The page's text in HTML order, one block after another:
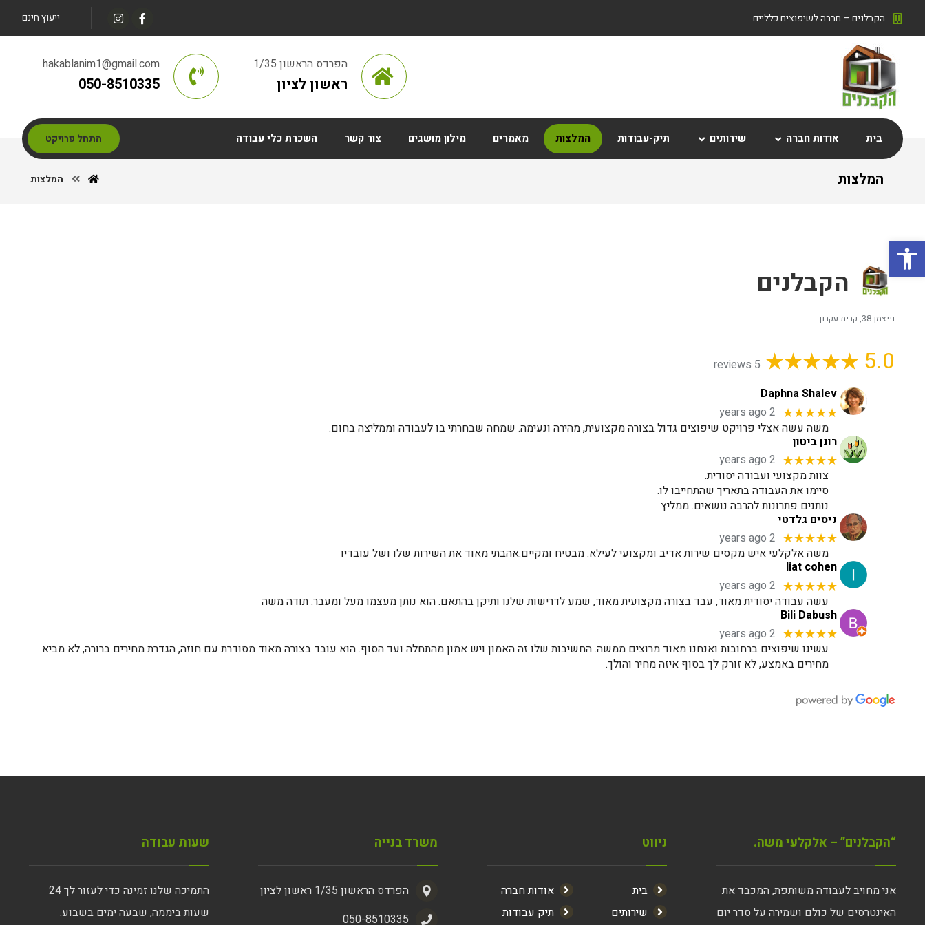
פתח סרגל נגישות
הקבלנים – חברה לשיפוצים כלליים ייעוץ חינם
hakablanim1@gmail.com
050-8510335
הפרדס הראשון 1/35
ראשון לציון
בית אודות חברה שירותים תיק-עבודות המלצות מאמרים מילון מושגים צור קשר השכרת כלי עבודה התחל פרויקט
המלצות המלצות
הקבלנים
וייצמן 38, קרית עקרון
5.0
5 reviews
Daphna Shalev
★★★★★
2 years ago
משה עשה אצלי פרויקט שיפוצים גדול בצורה מקצועית, מהירה ונעימה. שמחה שבחרתי בו לעבודה וממליצה בחום.
רונן ביטון
★★★★★
2 years ago
צוות מקצועי ועבודה יסודית.
סיימו את העבודה בתאריך שהתחייבו לו.
נותנים פתרונות להרבה נושאים. ממליץ
ניסים גלדטי
★★★★★
2 years ago
משה אלקלעי איש מקסים שירות אדיב ומקצועי לעילא. מבטיח ומקיים.אהבתי מאוד את השירות שלו ושל עובדיו
liat cohen
★★★★★
2 years ago
עשה עבודה יסודית מאוד, עבד בצורה מקצועית מאוד, שמע לדרישות שלנו ותיקן בהתאם. הוא נותן מעצמו מעל ומעבר. תודה משה
Bili Dabush
★★★★★
2 years ago
עשינו שיפוצים ברחובות ואנחנו מאוד מרוצים ממשה. החשיבות שלו זה האמון ויש אמון מהתחלה ועד הסוף. הוא עובד בצורה מאוד מסודרת עם חוזה, הגדרת מחירים ברורה, לא מביא
מחירים באמצע, לא זורק לך בסוף איזה מחיר והולך.
“הקבלנים” – אלקלעי משה.
אני מחויב לעבודה משותפת, המכבד את
האינטרסים של כולם ושמירה על סדר יום
ניווט
בית
אודות חברה
שירותים
תיק עבודות
משרד בנייה
הפרדס הראשון 1/35 ראשון לציון
050-8510335
שעות עבודה
התמיכה שלנו זמינה כדי לעזור לך 24
שעות ביממה, שבעה ימים בשבוע.